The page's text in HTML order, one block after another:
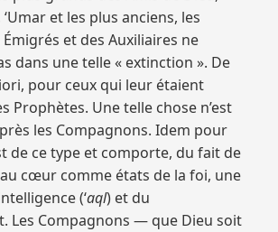
et les plus anciens, les
et des Auxiliaires ne
dans une telle « extinction ». De
pour ceux qui leur étaient
Prophètes. Une telle chose n’est
les Compagnons. Idem pour
de ce type et comporte, du fait de
au cœur comme états de la foi, une
(‘aql) et du
Les Compagnons — que Dieu soit